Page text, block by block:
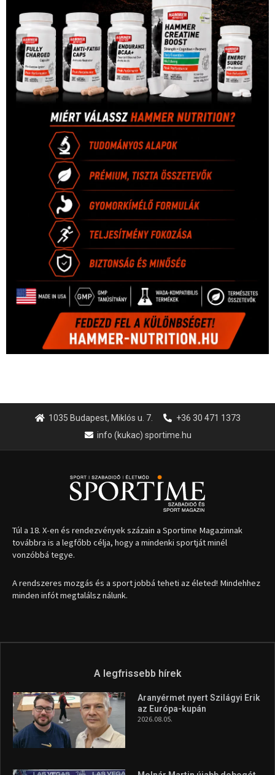
1035 Budapest, Miklós u. 7.
+36 30 471 1373
info (kukac) sportime.hu
Túl a 18. X-en és rendezvények százain a Sportime Magazinnak
továbbra is a legfőbb célja, hogy a mindenki sportját minél
vonzóbbá tegye.
A rendszeres mozgás és a sport jobbá teheti az életed! Mindehhez
minden infót megtalálsz nálunk.
A legfrissebb hírek
Aranyérmet nyert Szilágyi Erik
az Európa-kupán
2026.08.05.